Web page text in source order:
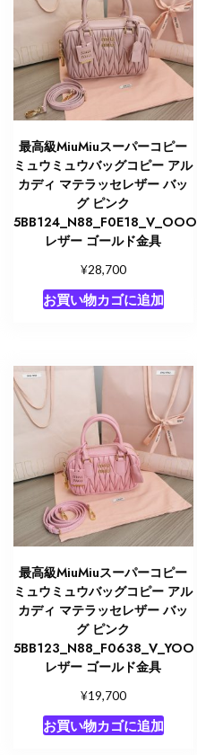
ト
ー
バ
ッ
グ
ア
ト
最高級MiuMiuスーパーコピー
ミュウミュウバッグコピー アル
カディ マテラッセレザー バッ
グ ピンク
5BB124_N88_F0E18_V_OOO
レザー ゴールド金具
¥28,700
お買い物カゴに追加
最高級MiuMiuスーパーコピー
ミュウミュウバッグコピー アル
カディ マテラッセレザー バッ
グ ピンク
5BB123_N88_F0638_V_YOO
レザー ゴールド金具
¥19,700
お買い物カゴに追加